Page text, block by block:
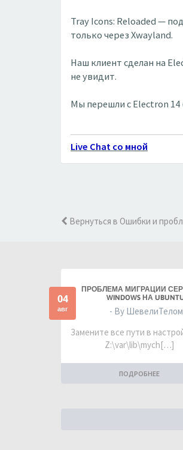
Tray Icons: Reloaded —
только через Xwayland.
Наш клиент сделан на
не увидит.
Мы перешли с Electron 14
Live Chat со мной
Вернуться в Ошибки и
04
авг
ПРОБЛЕМА МИГРАЦИИ
WINDOWS НА
- By ШевелиТелом
Замените все пути в
Z:\var\lib\mych[…]
ПОДРОБНЕЕ